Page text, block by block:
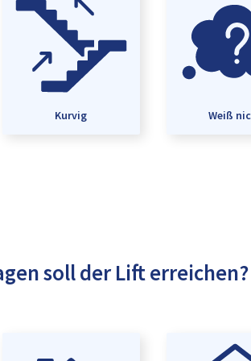
Kurvig Weiß
soll der Lift erreichen?